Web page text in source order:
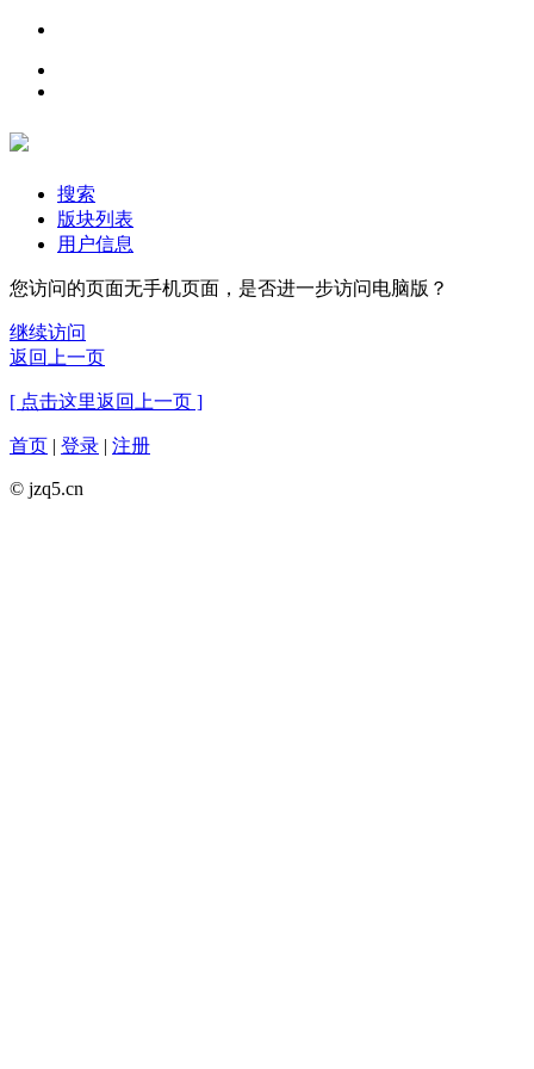
搜索
版块列表
用户信息
您访问的页面无手机页面，是否进一步访问电脑版？
继续访问
返回上一页
[ 点击这里返回上一页 ]
首页 | 登录 | 注册
© jzq5.cn